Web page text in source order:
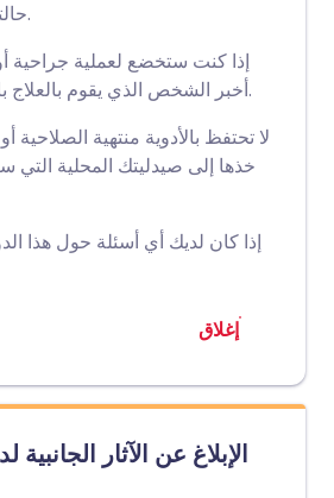
حالتهم مشابهة لحالتك.
إذا كنت ستخضع لعملية جراحية
أخبر الشخص الذي يقوم بالعلاج بالأدوية التي تتناولها.
لا تحتفظ بالأدوية منتهية الصلاحية
خذها إلى صيدليتك المحلية التي
إذا كان لديك أي أسئلة حول هذا
إغلاق
الإبلاغ عن الآثار الجانبية